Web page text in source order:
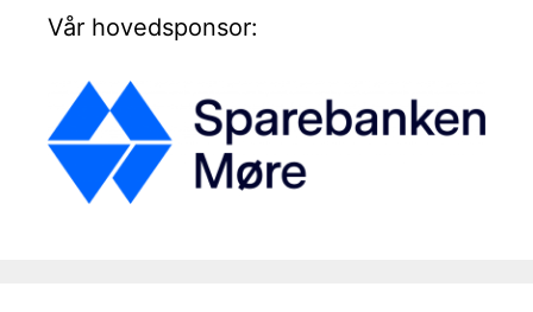
Vår hovedsponsor: